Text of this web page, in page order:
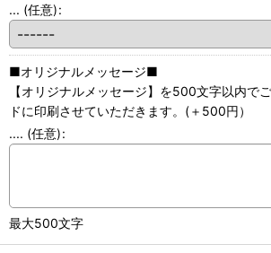
... (任意):
■オリジナルメッセージ■
【オリジナルメッセージ】を500文字以内で
ドに印刷させていただきます。(＋500円）
.... (任意):
最大500文字